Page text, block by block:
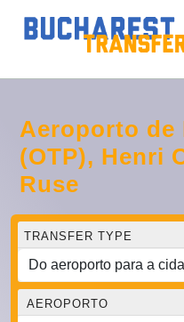
Aeroporto de
(OTP), Henri
Ruse
TRANSFER TYPE
AEROPORTO